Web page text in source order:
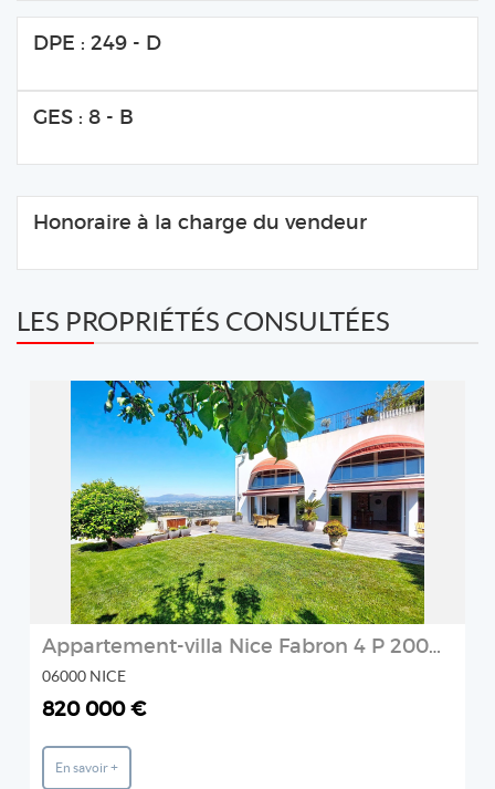
DPE : 249 - D
GES : 8 - B
Honoraire à la charge du vendeur
LES PROPRIÉTÉS CONSULTÉES
REF: 2307
IMMO-TERRASSE
Appartement-villa Nice Fabron 4 P 200m² de terrasse jardin
06000 NICE
820 000 €
En savoir +